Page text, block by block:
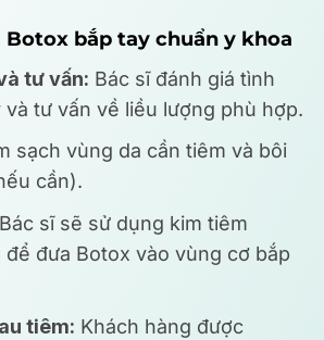
bắp tay chuẩn y khoa
tư vấn: Bác sĩ đánh giá tình
tư vấn về liều lượng phù hợp.
sạch vùng da cần tiêm và bôi
cần).
Bác sĩ sẽ sử dụng kim tiêm
đưa Botox vào vùng cơ bắp
tiêm: Khách hàng được